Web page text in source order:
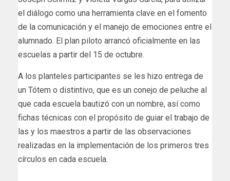
el diálogo como una herramienta clave en el fomento
de la comunicación y el manejo de emociones entre el
alumnado. El plan piloto arrancó oficialmente en las
escuelas a partir del 15 de octubre.
A los planteles participantes se les hizo entrega de
un Tótem o distintivo, que es un conejo de peluche al
que cada escuela bautizó con un nombre, así como
fichas técnicas con el propósito de guiar el trabajo de
las y los maestros a partir de las observaciones
realizadas en la implementación de los primeros tres
círculos en cada escuela.